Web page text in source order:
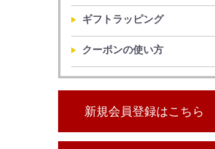
ギフトラッピング
クーポンの使い方
新規会員登録はこちら